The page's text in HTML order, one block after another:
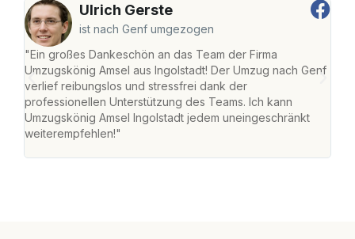
Ulrich Gerste
ist nach Genf umgezogen
"Ein großes Dankeschön an das Team der Firma
Umzugskönig Amsel aus Ingolstadt! Der Umzug nach Genf
verlief reibungslos und stressfrei dank der
professionellen Unterstützung des Teams. Ich kann
Umzugskönig Amsel Ingolstadt jedem uneingeschränkt
weiterempfehlen!"